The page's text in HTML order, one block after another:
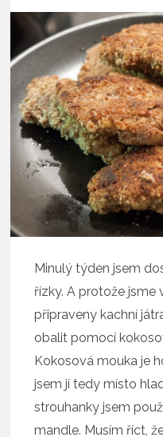
Minulý týden jsem
řízky. A protože jsme
připraveny kachní
obalit pomocí
Kokosová mouka je
jsem jí tedy místo
strouhanky jsem
mandle. Musím říct,